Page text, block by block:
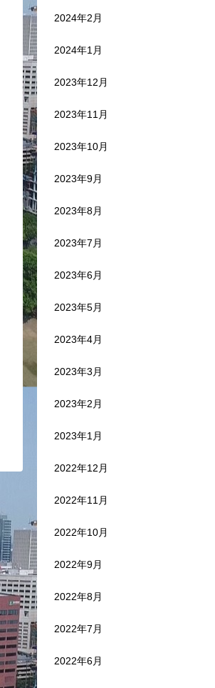
2024年2月
2024年1月
2023年12月
2023年11月
2023年10月
2023年9月
2023年8月
2023年7月
2023年6月
2023年5月
2023年4月
2023年3月
2023年2月
2023年1月
2022年12月
2022年11月
2022年10月
2022年9月
2022年8月
2022年7月
2022年6月